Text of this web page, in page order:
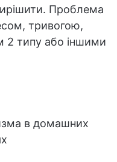
Проблема
тривогою,
2 типу або іншими